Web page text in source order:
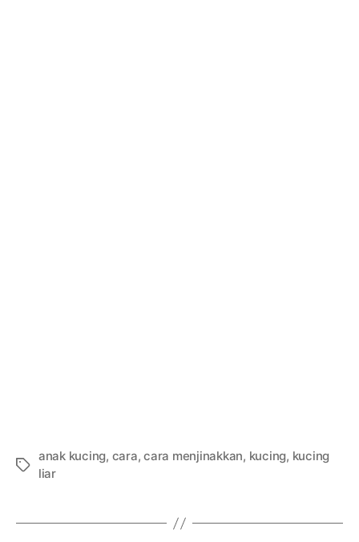
Tags
anak kucing, cara,cara menjinakkan, kucing, kucing
liar